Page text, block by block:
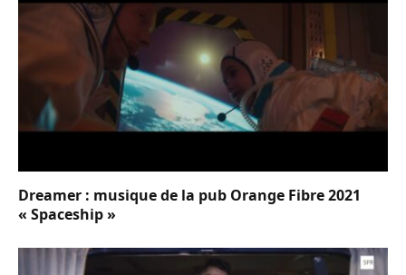
Dreamer : musique de la pub Orange Fibre 2021
« Spaceship »